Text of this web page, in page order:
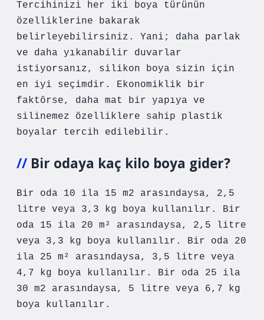
Tercihinizi her iki boya türünün
özelliklerine bakarak
belirleyebilirsiniz. Yani; daha parlak
ve daha yıkanabilir duvarlar
istiyorsanız, silikon boya sizin için
en iyi seçimdir. Ekonomiklik bir
faktörse, daha mat bir yapıya ve
silinemez özelliklere sahip plastik
boyalar tercih edilebilir.
Bir odaya kaç kilo boya gider?
Bir oda 10 ila 15 m2 arasındaysa, 2,5
litre veya 3,3 kg boya kullanılır. Bir
oda 15 ila 20 m² arasındaysa, 2,5 litre
veya 3,3 kg boya kullanılır. Bir oda 20
ila 25 m² arasındaysa, 3,5 litre veya
4,7 kg boya kullanılır. Bir oda 25 ila
30 m2 arasındaysa, 5 litre veya 6,7 ​​kg
boya kullanılır.